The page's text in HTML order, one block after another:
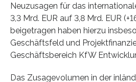
Neuzusagen für das
3,3 Mrd. EUR auf 3,8 Mrd. EUR
beigetragen haben hierzu
Geschäftsfeld und
Geschäftsbereich KfW
Das Zusagevolumen in der